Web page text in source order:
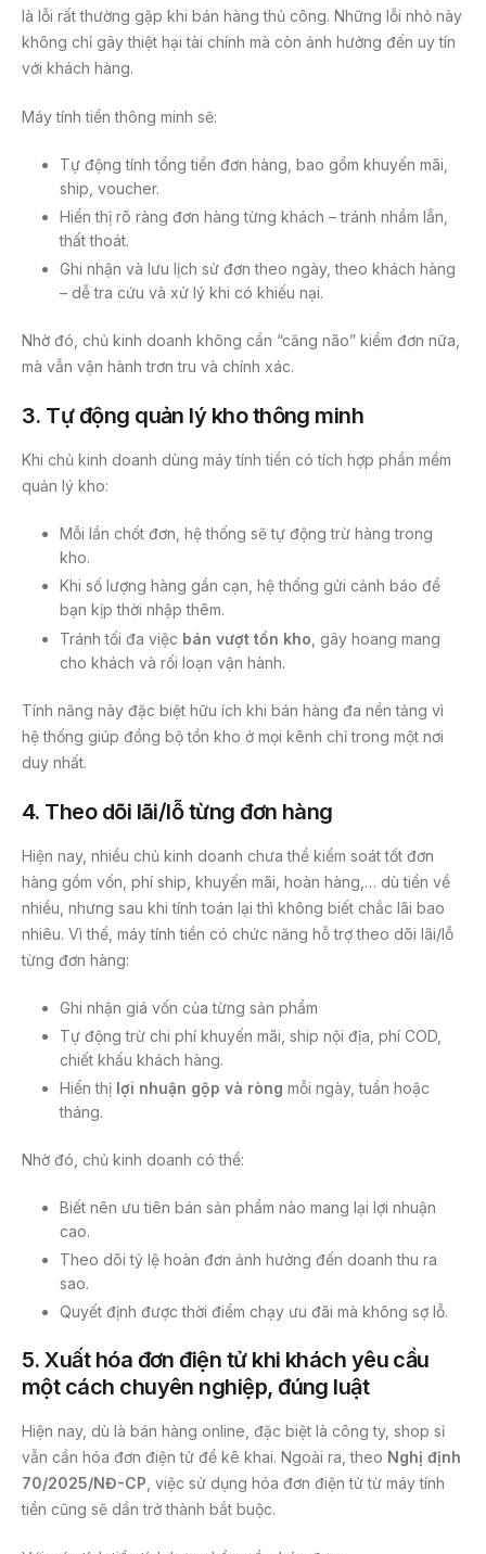
là lỗi rất thường gặp khi bán hàng thủ công. Những lỗi nhỏ này
không chỉ gây thiệt hại tài chính mà còn ảnh hưởng đến uy tín
với khách hàng.
Máy tính tiền thông minh sẽ:
Tự động tính tổng tiền đơn hàng, bao gồm khuyến mãi,
ship, voucher.
Hiển thị rõ ràng đơn hàng từng khách – tránh nhầm lẫn,
thất thoát.
Ghi nhận và lưu lịch sử đơn theo ngày, theo khách hàng
– dễ tra cứu và xử lý khi có khiếu nại.
Nhờ đó, chủ kinh doanh không cần “căng não” kiểm đơn nữa,
mà vẫn vận hành trơn tru và chính xác.
3. Tự động quản lý kho thông minh
Khi chủ kinh doanh dùng máy tính tiền có tích hợp phần mềm
quản lý kho:
Mỗi lần chốt đơn, hệ thống sẽ tự động trừ hàng trong
kho.
Khi số lượng hàng gần cạn, hệ thống gửi cảnh báo để
bạn kịp thời nhập thêm.
Tránh tối đa việc bán vượt tồn kho , gây hoang mang
cho khách và rối loạn vận hành.
Tính năng này đặc biệt hữu ích khi bán hàng đa nền tảng vì
hệ thống giúp đồng bộ tồn kho ở mọi kênh chỉ trong một nơi
duy nhất.
4. Theo dõi lãi/lỗ từng đơn hàng
Hiện nay, nhiều chủ kinh doanh chưa thể kiểm soát tốt đơn
hàng gồm vốn, phí ship, khuyến mãi, hoàn hàng,… dù tiền về
nhiều, nhưng sau khi tính toán lại thì không biết chắc lãi bao
nhiêu. Vì thế, máy tính tiền có chức năng hỗ trợ theo dõi lãi/lỗ
từng đơn hàng:
Ghi nhận giá vốn của từng sản phẩm
Tự động trừ chi phí khuyến mãi, ship nội địa, phí COD,
chiết khấu khách hàng.
Hiển thị lợi nhuận gộp và ròng mỗi ngày, tuần hoặc
tháng.
Nhờ đó, chủ kinh doanh có thể:
Biết nên ưu tiên bán sản phẩm nào mang lại lợi nhuận
cao.
Theo dõi tỷ lệ hoàn đơn ảnh hưởng đến doanh thu ra
sao.
Quyết định được thời điểm chạy ưu đãi mà không sợ lỗ.
5.Xuất hóa đơn điện tử khi khách yêu cầu
một cách chuyên nghiệp, đúng luật
Hiện nay, dù là bán hàng online, đặc biệt là công ty, shop sỉ
vẫn cần hóa đơn điện tử để kê khai. Ngoài ra, theo Nghị định
70/2025/NĐ-CP , việc sử dụng hóa đơn điện tử từ máy tính
tiền cũng sẽ dần trở thành bắt buộc.